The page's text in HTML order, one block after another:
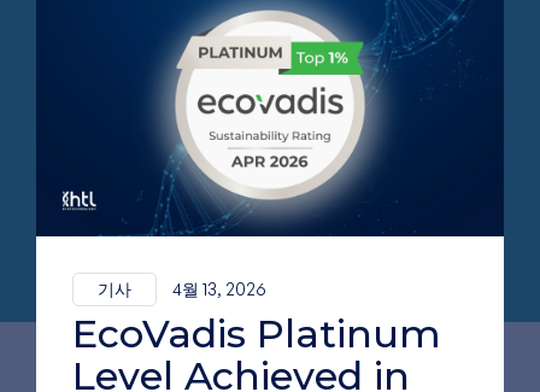
기사 4월 13, 2026
EcoVadis Platinum
Level Achieved in